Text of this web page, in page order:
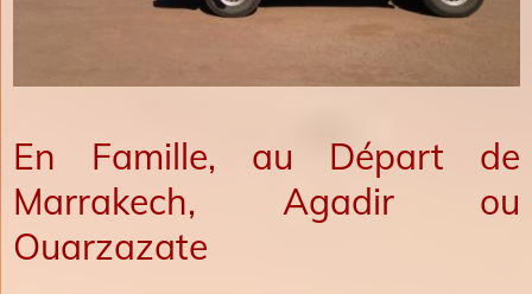
En Famille, au Départ de
Marrakech, Agadir ou
Ouarzazate